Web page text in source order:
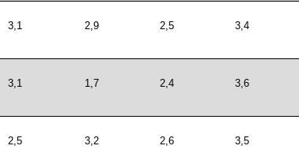
3,1 2,9 2,5 3,4
3,1 1,7 2,4 3,6
2,5 3,2 2,6 3,5